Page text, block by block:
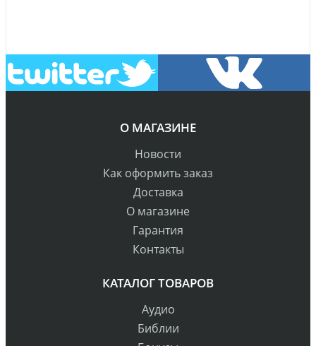
О МАГАЗИНЕ
Новости
Как оформить заказ
Доставка
О магазине
Гарантия
Контакты
КАТАЛОГ ТОВАРОВ
Аудио
Библии